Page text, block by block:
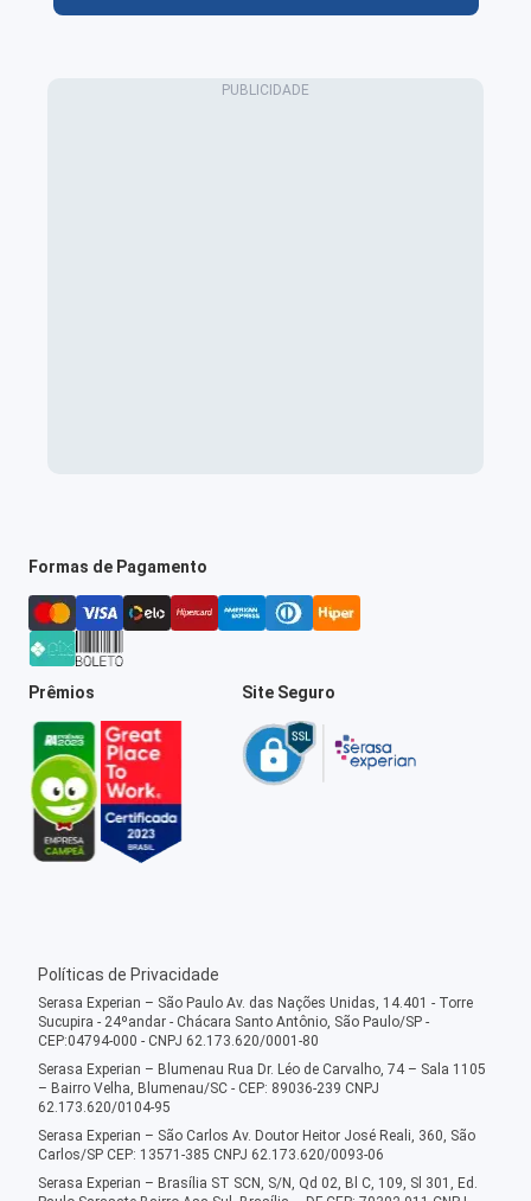
Formas de Pagamento
Prêmios Site Seguro
Políticas de Privacidade
Serasa Experian – São Paulo Av. das Nações Unidas, 14.401 - Torre
Sucupira - 24ºandar - Chácara Santo Antônio, São Paulo/SP -
CEP:04794-000 - CNPJ 62.173.620/0001-80
Serasa Experian – Blumenau Rua Dr. Léo de Carvalho, 74 – Sala 1105
– Bairro Velha, Blumenau/SC - CEP: 89036-239 CNPJ
62.173.620/0104-95
Serasa Experian – São Carlos Av. Doutor Heitor José Reali, 360, São
Carlos/SP CEP: 13571-385 CNPJ 62.173.620/0093-06
Serasa Experian – Brasília ST SCN, S/N, Qd 02, Bl C, 109, Sl 301, Ed.